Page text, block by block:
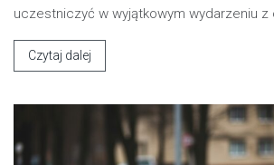
uczestniczyć w wyjątkowym wydarzeniu z
Czytaj dalej